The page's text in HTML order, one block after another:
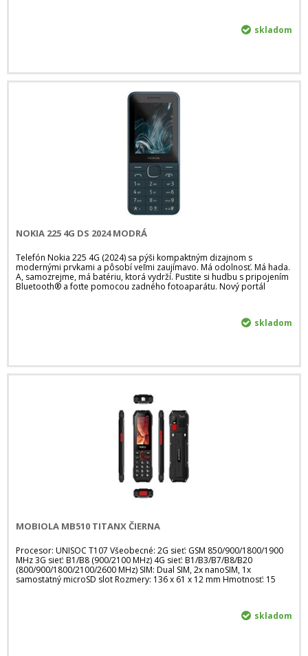
skladom
NOKIA 225 4G DS 2024 MODRÁ
Telefón Nokia 225 4G (2024) sa pýši kompaktným dizajnom s
modernými prvkami a pôsobí veľmi zaujímavo. Má odolnosť. Má hada.
A, samozrejme, má batériu, ktorá vydrží. Pustite si hudbu s pripojením
Bluetooth® a foťte pomocou zadného fotoaparátu. Nový portál
skladom
MOBIOLA MB510 TITANX ČIERNA
Procesor: UNISOC T107 Všeobecné: 2G sieť: GSM 850/900/1800/1900
MHz 3G sieť: B1/B8 (900/2100 MHz) 4G sieť: B1/B3/B7/B8/B20
(800/900/1800/2100/2600 MHz) SIM: Dual SIM, 2x nanoSIM, 1x
samostatný microSD slot Rozmery: 136 x 61 x 12 mm Hmotnosť: 15
skladom